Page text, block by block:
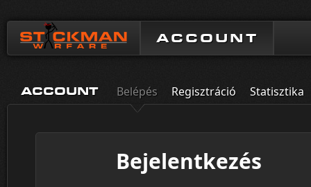
ACCOUNT
ACCOUNT Belépés Regisztráció Statisztika
Bejelentkezés